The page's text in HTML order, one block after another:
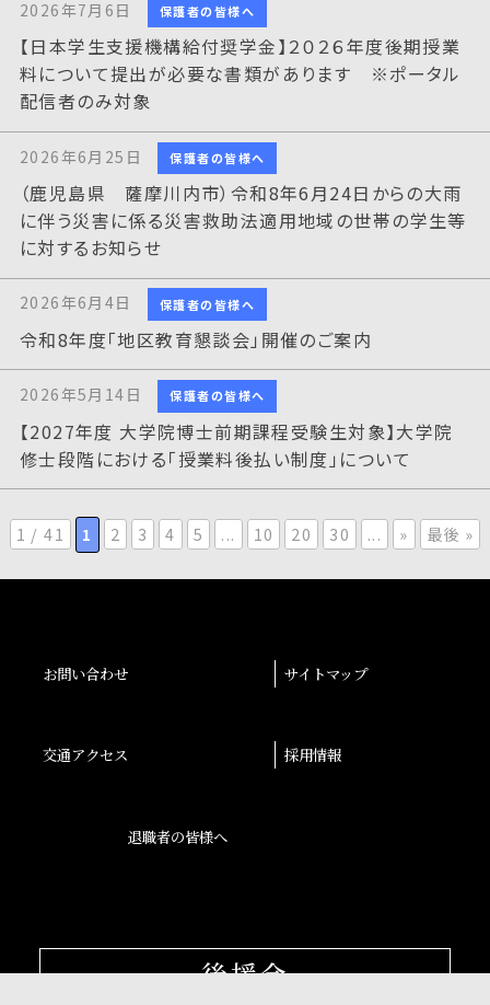
2026年7月6日 保護者の皆様へ
【日本学生支援機構給付奨学金】２０２６年度後期授業
料について提出が必要な書類があります ※ポータル
配信者のみ対象
2026年6月25日 保護者の皆様へ
（鹿児島県 薩摩川内市）令和8年6月24日からの大雨
に伴う災害に係る災害救助法適用地域の世帯の学生等
に対するお知らせ
2026年6月4日 保護者の皆様へ
令和8年度「地区教育懇談会」開催のご案内
2026年5月14日 保護者の皆様へ
【2027年度 大学院博士前期課程受験生対象】大学院
修士段階における「授業料後払い制度」について
1 / 41 1 2 3 4 5 ... 10 20 30 ... » 最後 »
お問い合わせ サイトマップ
交通アクセス 採用情報
退職者の皆様へ
後援会